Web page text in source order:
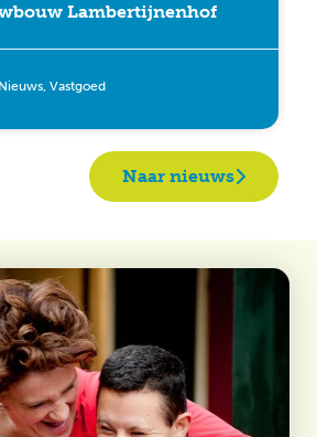
Lambertijnenhof
Nieuws, Vastgoed
Naar nieuws